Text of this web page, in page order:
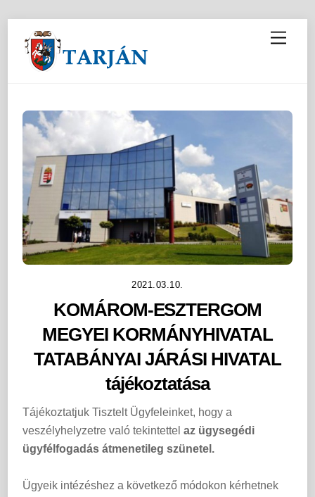
M
e
2021.03.10.
KOMÁROM-ESZTERGOM
MEGYEI KORMÁNYHIVATAL
TATABÁNYAI JÁRÁSI HIVATAL
tájékoztatása
Tájékoztatjuk Tisztelt Ügyfeleinket, hogy a
veszélyhelyzetre való tekintettelaz ügysegédi
ügyfélfogadás átmenetileg szünetel.
Ügyeik intézéshez a következő módokon kérhetnek